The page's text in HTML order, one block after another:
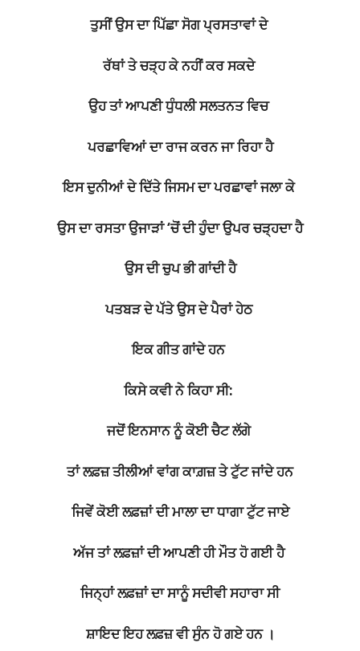
ਤੁਸੀਂ ਉਸ ਦਾ ਪਿੱਛਾ ਸੋਗ ਪ੍ਰਸਤਾਵਾਂ ਦੇ
ਰੱਥਾਂ ਤੇ ਚੜ੍ਹ ਕੇ ਨਹੀਂ ਕਰ ਸਕਦੇ
ਉਹ ਤਾਂ ਆਪਣੀ ਧੁੰਧਲੀ ਸਲਤਨਤ ਵਿਚ
ਪਰਛਾਵਿਆਂ ਦਾ ਰਾਜ ਕਰਨ ਜਾ ਰਿਹਾ ਹੈ
ਇਸ ਦੁਨੀਆਂ ਦੇ ਦਿੱਤੇ ਜਿਸਮ ਦਾ ਪਰਛਾਵਾਂ ਜਲਾ ਕੇ
ਉਸ ਦਾ ਰਸਤਾ ਉਜਾੜਾਂ ‘ਚੋਂ ਦੀ ਹੁੰਦਾ ਉਪਰ ਚੜ੍ਹਦਾ ਹੈ
ਉਸ ਦੀ ਚੁਪ ਭੀ ਗਾਂਦੀ ਹੈ
ਪਤਬੜ ਦੇ ਪੱਤੇ ਉਸ ਦੇ ਪੈਰਾਂ ਹੇਠ
ਇਕ ਗੀਤ ਗਾਂਦੇ ਹਨ
ਕਿਸੇ ਕਵੀ ਨੇ ਕਿਹਾ ਸੀ:
ਜਦੋਂ ਇਨਸਾਨ ਨੂੰ ਕੋਈ ਚੈਟ ਲੱਗੇ
ਤਾਂ ਲਫ਼ਜ਼ ਤੀਲੀਆਂ ਵਾਂਗ ਕਾਗ਼ਜ਼ ਤੇ ਟੁੱਟ ਜਾਂਦੇ ਹਨ
ਜਿਵੇਂ ਕੋਈ ਲਫ਼ਜ਼ਾਂ ਦੀ ਮਾਲਾ ਦਾ ਧਾਗਾ ਟੁੱਟ ਜਾਏ
ਅੱਜ ਤਾਂ ਲਫ਼ਜ਼ਾਂ ਦੀ ਆਪਣੀ ਹੀ ਮੌਤ ਹੋ ਗਈ ਹੈ
ਜਿਨ੍ਹਾਂ ਲਫ਼ਜ਼ਾਂ ਦਾ ਸਾਨੂੰ ਸਦੀਵੀ ਸਹਾਰਾ ਸੀ
ਸ਼ਾਇਦ ਇਹ ਲਫ਼ਜ਼ ਵੀ ਸੁੰਨ ਹੋ ਗਏ ਹਨ ।